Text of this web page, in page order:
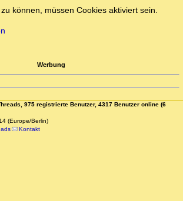
können, müssen Cookies aktiviert sein.
Werbung
975 registrierte Benutzer, 4317 Benutzer online (6
(Europe/Berlin)
Kontakt